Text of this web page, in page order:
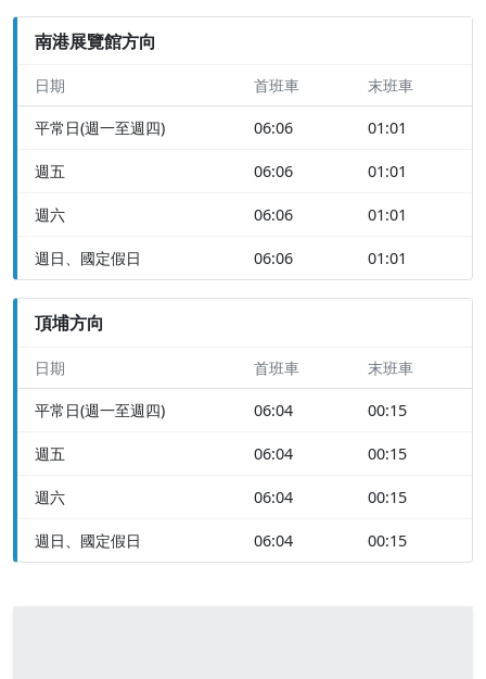
南港展覽館方向
日期 首班車 末班車
平常日(週一至週四) 06:06 01:01
週五 06:06 01:01
週六 06:06 01:01
週日、國定假日 06:06 01:01
頂埔方向
日期 首班車 末班車
平常日(週一至週四) 06:04 00:15
週五 06:04 00:15
週六 06:04 00:15
週日、國定假日 06:04 00:15